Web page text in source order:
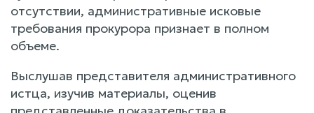
отсутствии, административные исковые
требования прокурора признает в полном
объеме.
Выслушав представителя административного
истца, изучив материалы, оценив